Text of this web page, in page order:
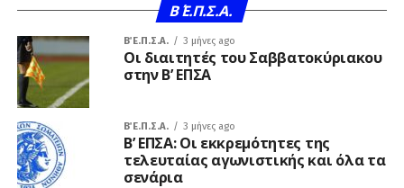
Β΄ Ε.Π.Σ.Α.
Β΄ Ε.Π.Σ.Α. 3 μήνες ago
Οι διαιτητές του Σαββατοκύριακου
στην Β’ ΕΠΣΑ
Β΄ Ε.Π.Σ.Α. 3 μήνες ago
Β’ ΕΠΣΑ: Οι εκκρεμότητες της
τελευταίας αγωνιστικής και όλα τα
σενάρια